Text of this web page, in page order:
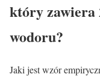
który zawiera
wodoru?
Jaki jest wzór